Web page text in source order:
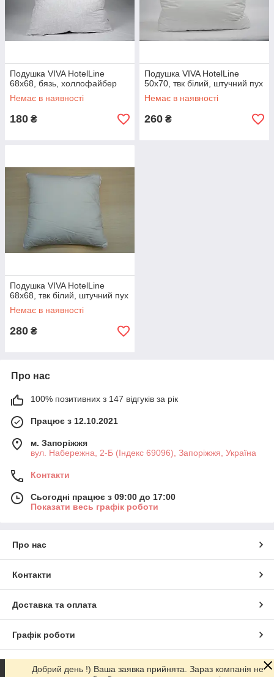
Подушка VIVA HotelLine
68х68, бязь, холлофайбер
Немає в наявності
180 ₴
Подушка VIVA HotelLine
50х70, твк білий, штучний пух
Немає в наявності
260 ₴
Подушка VIVA HotelLine
68х68, твк білий, штучний пух
Немає в наявності
280 ₴
Про нас
100% позитивних з 147 відгуків за рік
Працює з 12.10.2021
м. Запоріжжя
вул. Набережна, 2-Б (Індекс 69096), Запоріжжя, Україна
Контакти
Сьогодні працює з 09:00 до 17:00
Показати весь графік роботи
Про нас
Контакти
Доставка та оплата
Графік роботи
Повна версія сайту
Добрий день !) Ваша заявка прийнята. Зараз компанія не